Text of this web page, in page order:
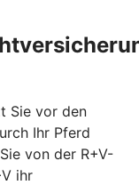
Sie vor den
Ihr Pferd
von der R+V-
ihr